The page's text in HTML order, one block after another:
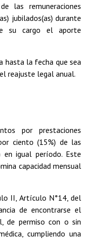
las remuneraciones
jubilados(as) durante
su cargo el aporte
hasta la fecha que sea
reajuste legal anual.
por prestaciones
ciento (15%) de las
en igual período. Este
capacidad mensual
II, Artículo N°14, del
de encontrarse el
de permiso con o sin
cumpliendo una